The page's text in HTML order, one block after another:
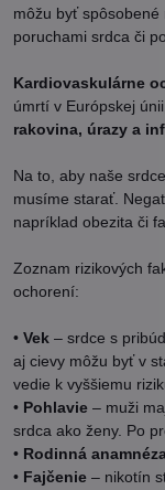
môžu byť
poruchami srdca či
Kardiovaskulárne
úmrtí v Európskej únii,
rakovina, úrazy a
Na to, aby naše
musíme starať.
napríklad obezita či
Zoznam rizikových
ochorení:
• Vek – srdce s
aj cievy môžu byť v
vedie k vyššiemu
• Pohlavie – muži
srdca ako ženy. Po
• Rodinná
• Fajčenie – nikotín